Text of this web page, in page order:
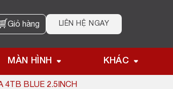
Giỏ hàng LIÊN HỆ NGAY
MÀN HÌNH KHÁC
4TB BLUE 2.5INCH